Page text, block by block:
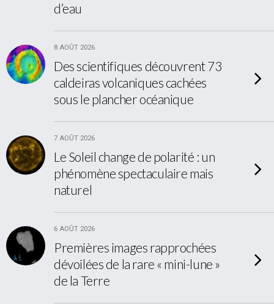
d’eau
8 AOÛT 2026
Des scientifiques découvrent 73
caldeiras volcaniques cachées
sous le plancher océanique
7 AOÛT 2026
Le Soleil change de polarité : un
phénomène spectaculaire mais
naturel
6 AOÛT 2026
Premières images rapprochées
dévoilées de la rare « mini-lune »
de la Terre